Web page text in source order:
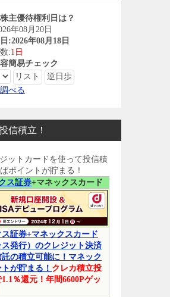
主優待権利日は？
年08月20日
:2026年08月18日
:1日
簡易チェック
べる
信積立！
ットカードを使って投信積
ポイントが貯まる！
ス証券+マネックスカード
ス証券+マネックスカード
ス発行）のクレジット決済
の積立可能に！マネック
が貯まる！ クレカ積立投
％還元！年間6600Pゲッ